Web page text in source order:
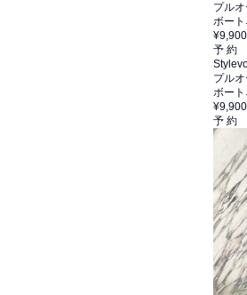
プル
ボー
¥9,900
予 約
プル
ボー
¥9,900
予 約